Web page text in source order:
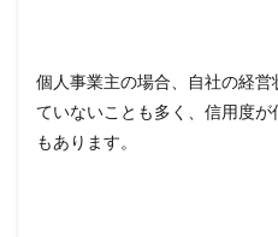
個人事業主の場合、自社の経
ていないことも多く、信用度
もあります。